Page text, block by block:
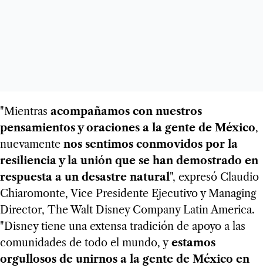
"Mientras acompañamos con nuestros
pensamientos y oraciones a la gente de México,
nuevamente nos sentimos conmovidos por la
resiliencia y la unión que se han demostrado en
respuesta a un desastre natural", expresó Claudio
Chiaromonte, Vice Presidente Ejecutivo y Managing
Director, The Walt Disney Company Latin America.
"Disney tiene una extensa tradición de apoyo a las
comunidades de todo el mundo, yestamos
orgullosos de unirnos a la gente de México en